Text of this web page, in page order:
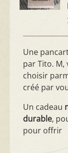
Une
par Tito. M,
choisir
créé par
Un cadeau
durable,
pour offrir